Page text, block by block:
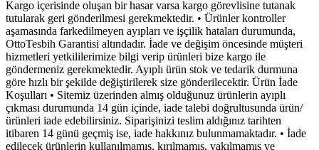
Kargo içerisinde oluşan bir hasar varsa kargo görevlisine tutanak
tutularak geri gönderilmesi gerekmektedir. • Ürünler kontroller
aşamasında farkedilmeyen ayıpları ve işçilik hataları durumunda,
OttoTesbih Garantisi altındadır. İade ve değişim öncesinde müşteri
hizmetleri yetkililerimize bilgi verip ürünleri bize kargo ile
göndermeniz gerekmektedir. Ayıplı ürün stok ve tedarik durmuna
göre hızlı bir şekilde değiştirilerek size gönderilecektir. Ürün İade
Koşulları • Sitemiz üzerinden almış olduğunuz ürünlerin ayıplı
çıkması durumunda 14 gün içinde, iade talebi doğrultusunda ürün/
ürünleri iade edebilirsiniz. Siparişinizi teslim aldığınız tarihten
itibaren 14 günü geçmiş ise, iade hakkınız bulunmamaktadır. • İade
edilecek ürünlerin kullanılmamış, kırılmamış, yakılmamış ve